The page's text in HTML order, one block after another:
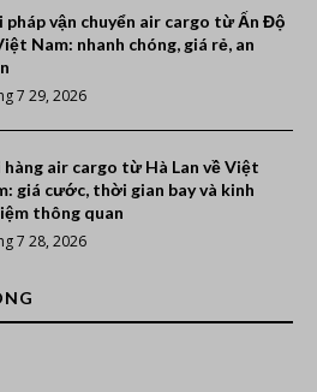
pháp vận chuyển air cargo từ Ấn Độ
Nam: nhanh chóng, giá rẻ, an
7 29, 2026
hàng air cargo từ Hà Lan về Việt
giá cước, thời gian bay và kinh
thông quan
7 28, 2026